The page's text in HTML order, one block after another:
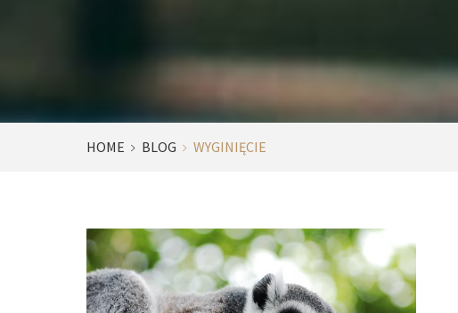
HOME BLOG WYGINIĘCIE